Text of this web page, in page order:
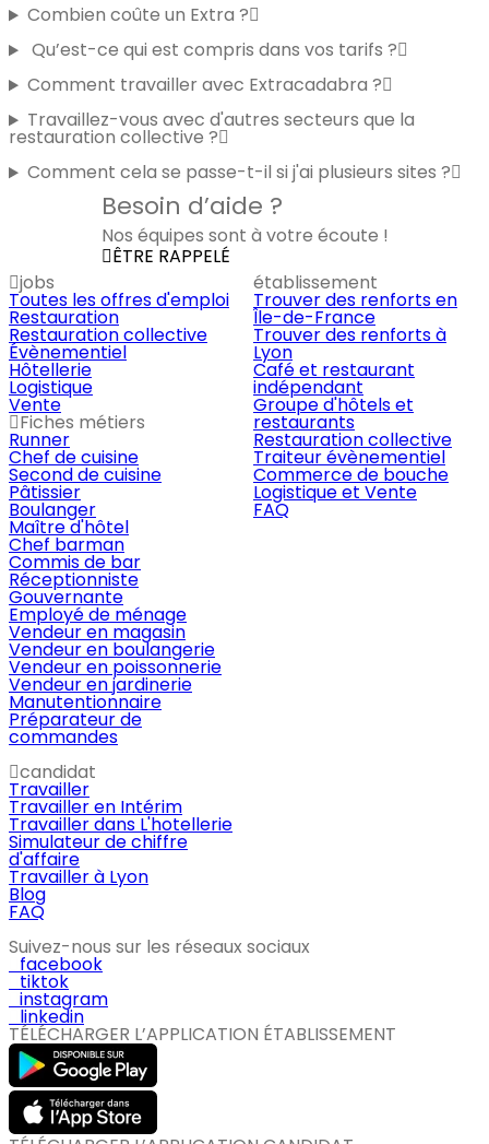
Combien coûte un Extra ?
Qu’est-ce qui est compris dans vos tarifs ?
Comment travailler avec Extracadabra ?
Travaillez-vous avec d'autres secteurs que la
restauration collective ?
Comment cela se passe-t-il si j'ai plusieurs sites ?
Besoin d’aide ?
Nos équipes sont à votre écoute !
ÊTRE RAPPELÉ
jobs
Toutes les offres d'emploi
Restauration
Restauration collective
Évènementiel
Hôtellerie
Logistique
Vente
Fiches métiers
Runner
Chef de cuisine
Second de cuisine
Pâtissier
Boulanger
Maître d'hôtel
Chef barman
Commis de bar
Réceptionniste
Gouvernante
Employé de ménage
Vendeur en magasin
Vendeur en boulangerie
Vendeur en poissonnerie
Vendeur en jardinerie
Manutentionnaire
Préparateur de
commandes
établissement
Trouver des renforts en
Île-de-France
Trouver des renforts à
Lyon
Café et restaurant
indépendant
Groupe d'hôtels et
restaurants
Restauration collective
Traiteur évènementiel
Commerce de bouche
Logistique et Vente
FAQ
candidat
Travailler
Travailler en Intérim
Travailler dans L'hotellerie
Simulateur de chiffre
d'affaire
Travailler à Lyon
Blog
FAQ
Suivez-nous sur les réseaux sociaux
facebook
tiktok
instagram
linkedin
TÉLÉCHARGER L’APPLICATION ÉTABLISSEMENT